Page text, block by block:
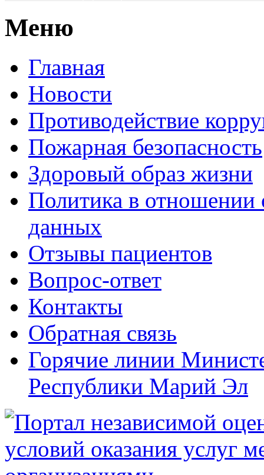
Меню
Главная
Новости
Противодействие
Пожарная безопасность
Здоровый образ жизни
Политика в отношении
данных
Отзывы пациентов
Вопрос-ответ
Контакты
Обратная связь
Горячие линии
Республики Марий Эл